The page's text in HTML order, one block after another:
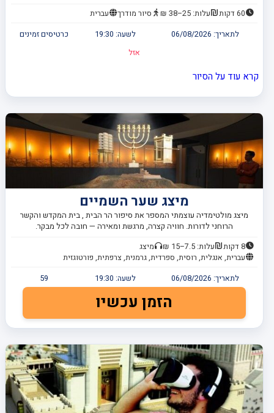
60 דקות עלות: 25–38 ₪ סיור מודרך
עברית
לתאריך: 06/08/2026 לשעה: 19:30
כרטיסים זמינים
אזל
קרא עוד על הסיור
מיצג שער השמיים
מיצג מולטימדיה עוצמתי המספר את סיפור הר הבית , בית המקדש והקשר
הרוחני לדורות. חוויה קצרה, מרגשת ומאירה — חובה לכל מבקר.
8 דקות עלות: 7.5–15 ₪
מיצג
עברית, אנגלית, רוסית, ספרדית, גרמנית, צרפתית, פורטוגזית
לתאריך: 06/08/2026 לשעה: 19:30
59
הזמן עכשיו